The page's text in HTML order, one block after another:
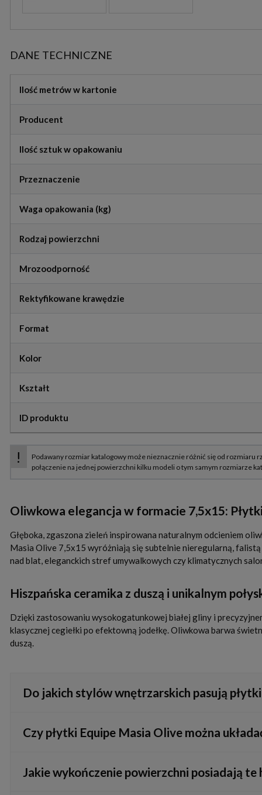
DANE TECHNICZNE
Ilość metrów w kartonie
Producent
Ilość sztuk w opakowaniu
Przeznaczenie
Waga opakowania (kg)
Rodzaj powierzchni
Mrozoodporność
Rektyfikowane krawędzie
Format
Kolor
Kształt
ID produktu
Oliwkowa elegancja w formacie 7,5x15:
Głęboka, zgaszona zieleń inspirowana naturalnym odcieniem
Masia Olive 7,5x15 wyróżniają się subtelnie nieregularną,
nad blat, eleganckich stref umywalkowych czy klimatycznych
Hiszpańska ceramika z duszą i unikalnym
Dzięki zastosowaniu wysokogatunkowej białej gliny i
klasycznej cegiełki po efektowną jodełkę. Oliwkowa barwa
duszą.
Do jakich stylów wnętrzarskich pasują
rękodzieła typu zellige, co pozwala na stworzenie przytulnego
Czy płytki Equipe Masia Olive można
wokół wanny, pod warunkiem zastosowania odpowiednich,
Jakie wykończenie powierzchni posiadają te